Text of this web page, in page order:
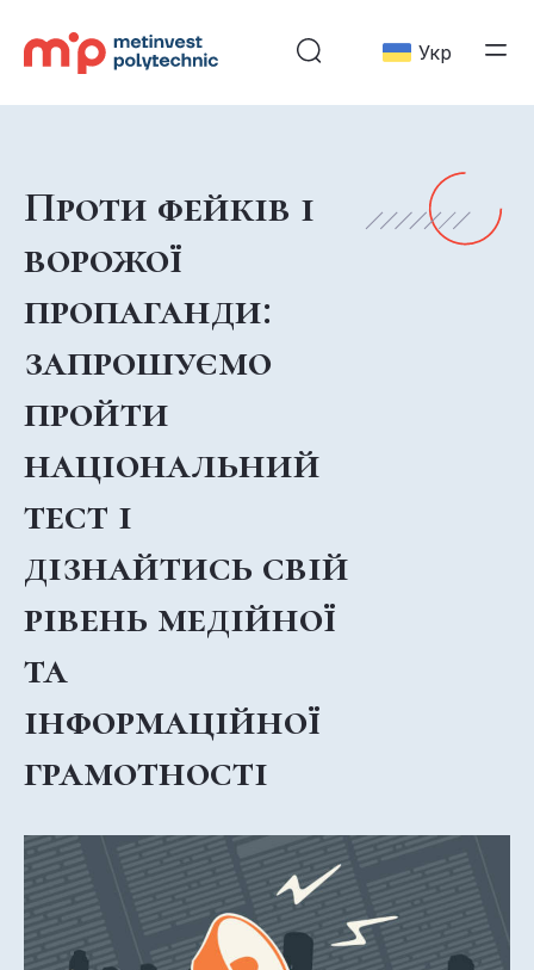
Укр
Проти фейків і
ворожої
пропаганди:
запрошуємо
пройти
національний
тест і
дізнайтись свій
рівень медійної
та
інформаційної
грамотності